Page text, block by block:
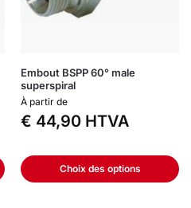
Embout BSPP 60° male
superspiral
À partir de
€ 44,90 HTVA
Choix des options